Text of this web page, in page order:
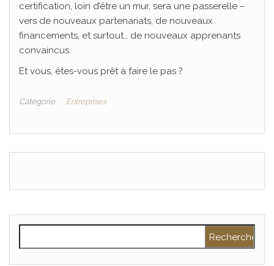
certification, loin d’être un mur, sera une passerelle –
vers de nouveaux partenariats, de nouveaux
financements, et surtout… de nouveaux apprenants
convaincus.
Et vous, êtes-vous prêt à faire le pas ?
Catégorie Entreprises